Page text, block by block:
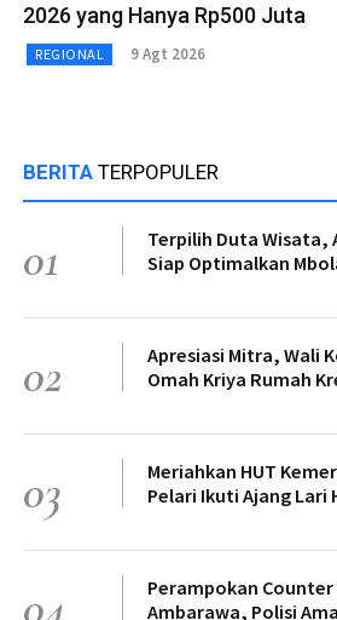
2026 yang Hanya Rp500 Juta
REGIONAL 9 Agt 2026
BERITA TERPOPULER
01
Terpilih Duta Wisata,
Siap Optimalkan
02
Apresiasi Mitra, Wali
Omah Kriya Rumah
03
Meriahkan HUT
Pelari Ikuti Ajang Lari
04
Perampokan Counter
Ambarawa, Polisi